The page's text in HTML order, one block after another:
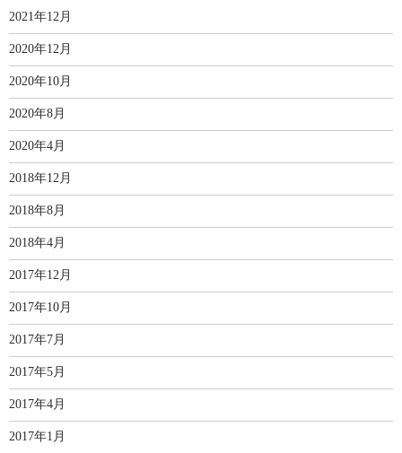
2021年12月
2020年12月
2020年10月
2020年8月
2020年4月
2018年12月
2018年8月
2018年4月
2017年12月
2017年10月
2017年7月
2017年5月
2017年4月
2017年1月